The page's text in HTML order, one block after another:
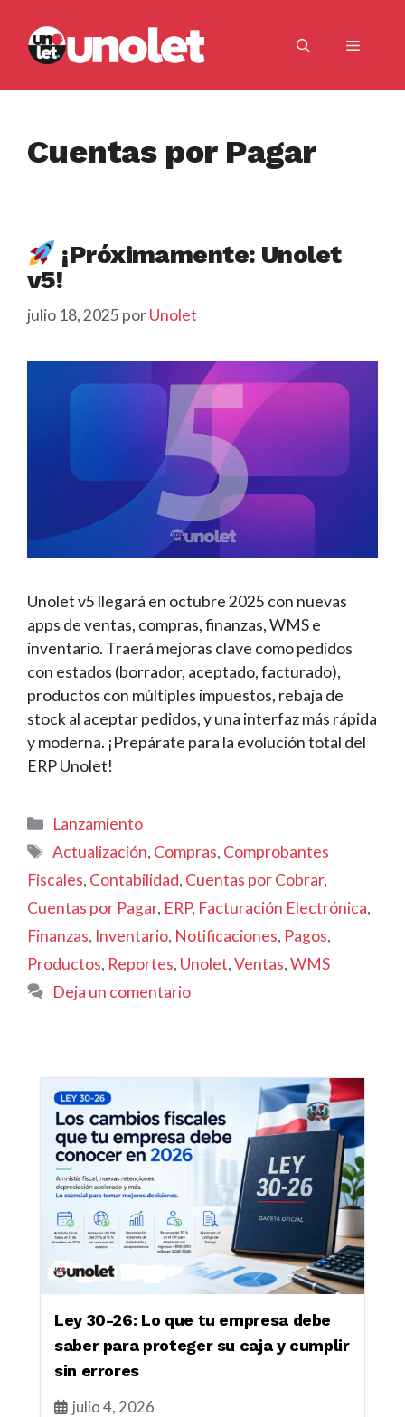
contenido
Menú
Cuentas por Pagar
¡Próximamente: Unolet
v5!
julio 18, 2025 porUnolet
Unolet v5 llegará en octubre 2025 con nuevas
apps de ventas, compras, finanzas, WMS e
inventario. Traerá mejoras clave como pedidos
con estados (borrador, aceptado, facturado),
productos con múltiples impuestos, rebaja de
stock al aceptar pedidos, y una interfaz más rápida
y moderna. ¡Prepárate para la evolución total del
ERP Unolet!
Categorías
Lanzamiento
Etiquetas
Actualización, Compras, Comprobantes
Fiscales, Contabilidad, Cuentas por Cobrar,
Cuentas por Pagar, ERP, Facturación Electrónica,
Finanzas, Inventario, Notificaciones, Pagos,
Productos, Reportes, Unolet,Ventas,WMS
Deja un comentario
Ley 30-26: Lo que tu empresa debe
saber para proteger su caja y cumplir
sin errores
julio 4, 2026